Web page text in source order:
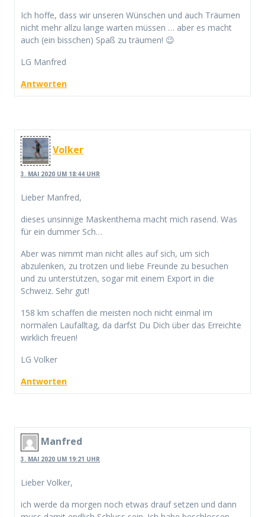
Ich hoffe, dass wir unseren Wünschen und auch Träumen
nicht mehr allzu lange warten müssen … aber es macht
auch (ein bisschen) Spaß zu träumen! 😉
LG Manfred
Antworten
Volker
3. MAI 2020 UM 18:44 UHR
Lieber Manfred,
dieses unsinnige Maskenthema macht mich rasend. Was
für ein dummer Sch…
Aber was nimmt man nicht alles auf sich, um sich
abzulenken, zu trotzen und liebe Freunde zu besuchen
und zu unterstützen, sogar mit einem Export in die
Schweiz. Sehr gut!
158 km schaffen die meisten noch nicht einmal im
normalen Laufalltag, da darfst Du Dich über das Erreichte
wirklich freuen!
LG Volker
Antworten
Manfred
3. MAI 2020 UM 19:21 UHR
Lieber Volker,
ich werde da morgen noch etwas drauf setzen und dann